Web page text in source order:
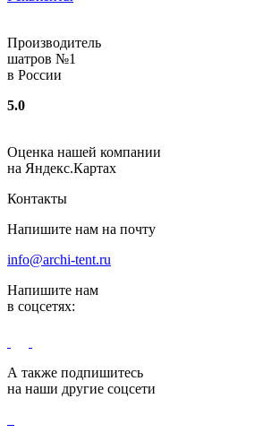
Производитель
шатров №1
в России
5.0
Оценка нашей компании
на Яндекс.Картах
Контакты
Напишите нам на почту
info@archi-tent.ru
Напишите нам
в соцсетях:
А также подпишитесь
на наши другие соцсети